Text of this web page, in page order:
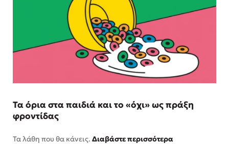
Τα όρια στα παιδιά και το «όχι» ως πράξη
φροντίδας
Τα λάθη που θα κάνεις. Διαβάστε περισσότερα